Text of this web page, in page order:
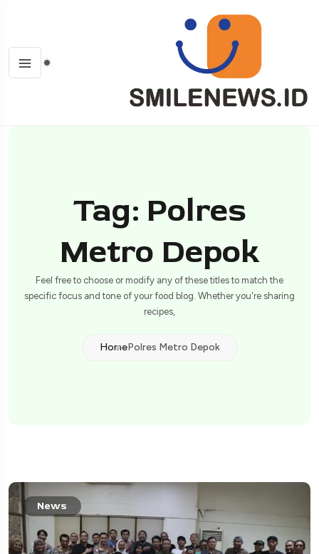
Tag: Polres
Metro Depok
Feel free to choose or modify any of these titles to match the
specific focus and tone of your food blog. Whether you're sharing
recipes,
HomePolres Metro Depok
News